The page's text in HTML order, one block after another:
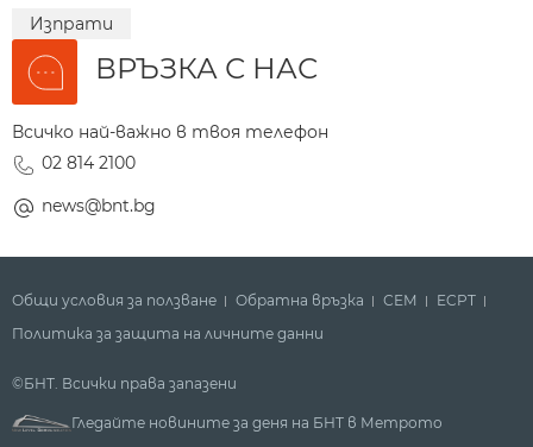
Изпрати
ВРЪЗКА С НАС
Всичко най-важно в твоя телефон
02 814 2100
news@bnt.bg
Общи условия за ползване Обратна връзка СЕМ
ECPT
Политика за защита на личните данни
©БНТ. Всички права запазени
Гледайте новините за деня на БНТ в Метрото